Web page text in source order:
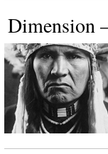
Dimension